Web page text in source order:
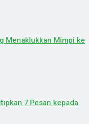
Menaklukkan Mimpi ke
7 Pesan kepada